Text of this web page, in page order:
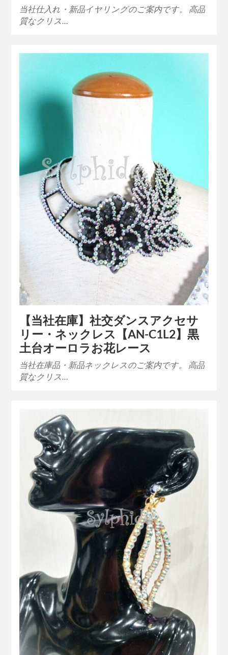
当社仕入れ・新品イヤリングのご案内です。 高品
質なクリス…
【当社在庫】社交ダンスアクセサ
リー・ネックレス【AN-C1L2】黒
土台オーロラお花レース
当社在庫品・新品ネックレスのご案内です。 高品
質なクリス…